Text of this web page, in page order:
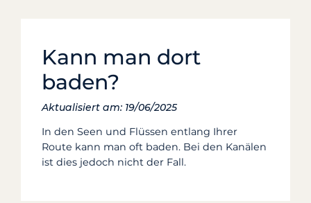
Kann man dort
baden?
Aktualisiert am: 19/06/2025
In den Seen und Flüssen entlang Ihrer
Route kann man oft baden. Bei den Kanälen
ist dies jedoch nicht der Fall.